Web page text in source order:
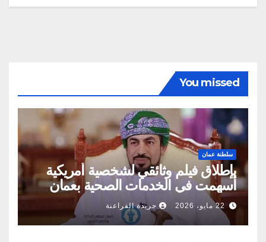
You missed
سلطنة عمان
بإطلاق فيلم وثائقي لشخصية أمريكية
أسهمت في الخدمات الصحية بعمان
22 مايو، 2026 جريدة الفراعنة